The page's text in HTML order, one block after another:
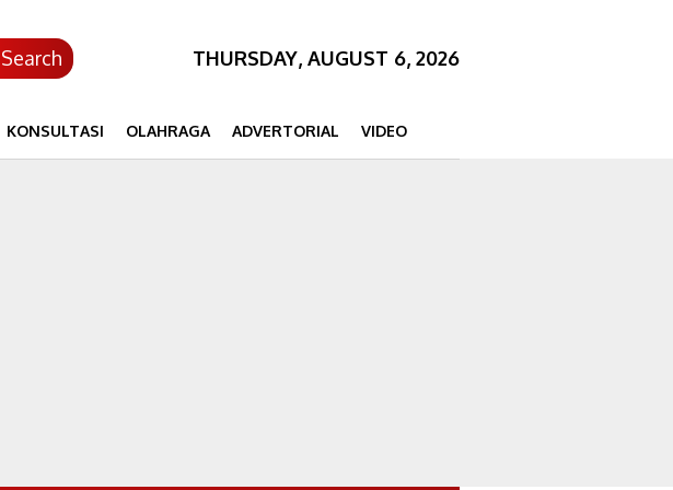
Search THURSDAY, AUGUST 6, 2026
KONSULTASI OLAHRAGA ADVERTORIAL VIDEO